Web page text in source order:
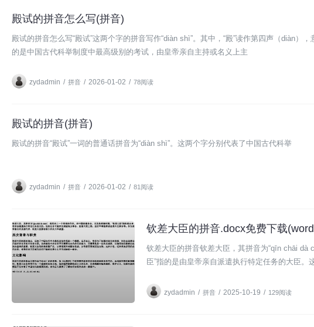
殿试的拼音怎么写(拼音)
殿试的拼音怎么写“殿试”这两个字的拼音写作“diàn shì”。其中，“殿”读作第四声（diàn）
的是中国古代科举制度中最高级别的考试，由皇帝亲自主持或名义上主
zydadmin / 拼音 / 2026-01-02 / 78阅读
殿试的拼音(拼音)
殿试的拼音“殿试”一词的普通话拼音为“diàn shì”。这两个字分别代表了中国古代科举
zydadmin / 拼音 / 2026-01-02 / 81阅读
拼音
钦差大臣的拼音.docx免费下载
钦差大臣的拼音钦差大臣，其拼音为“qīn chāi dà
臣”指的是由皇帝亲自派遣执行特定任务的大臣
zydadmin / 拼音 / 2025-10-19 / 129阅读